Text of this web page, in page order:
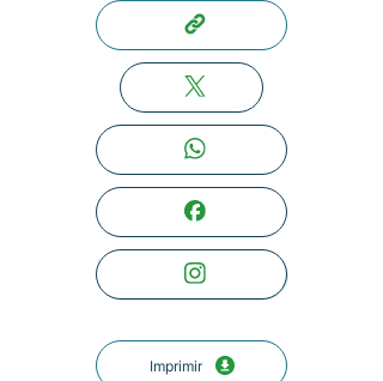
Imprimir